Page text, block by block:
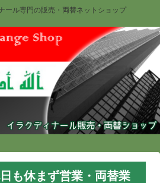
ール専門の販売・両替ネットショップ
も休まず営業・両替業